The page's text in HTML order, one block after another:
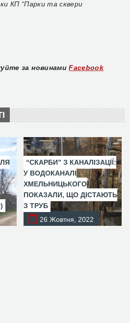
КП “Парки та сквери
за новинами Facebook
“СКАРБИ” З КАНАЛІЗАЦІЇ:
У ВОДОКАНАЛІ
ХМЕЛЬНИЦЬКОГО
ПОКАЗАЛИ, ЩО ДІСТАЮТЬ
З ТРУБ
26 Жовтня, 2022